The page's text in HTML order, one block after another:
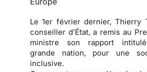
Le 1er février dernier, Thierry
conseiller d’État, a remis au
ministre son rapport
grande nation, pour une
inclusive.